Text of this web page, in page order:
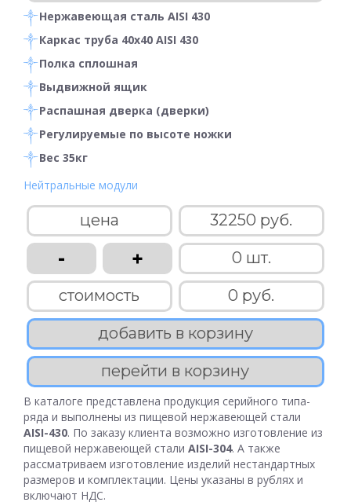
Нержавеющая сталь AISI 430
Каркас труба 40х40 AISI 430
Полка сплошная
Выдвижной ящик
Распашная дверка (дверки)
Регулируемые по высоте ножки
Вес 35кг
Нейтральные модули
цена 32250 руб.
- +
0 шт.
стоимость
0 руб.
добавить в корзину
перейти в корзину
В каталоге представлена продукция серийного типа-
ряда и выполнены из пищевой нержавеющей стали
AISI-430. По заказу клиента возможно изготовление из
пищевой нержавеющей стали AISI-304. А также
рассматриваем изготовление изделий нестандартных
размеров и комплектации. Цены указаны в рублях и
включают НДС.